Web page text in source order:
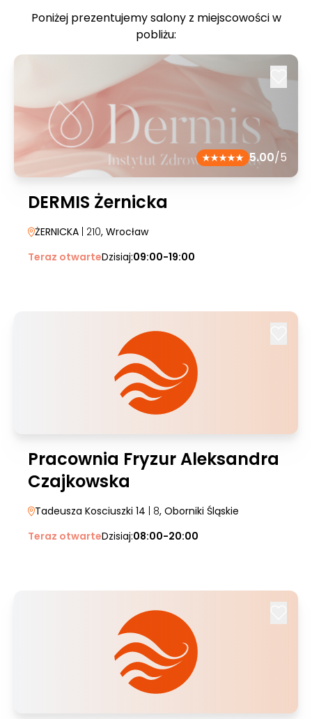
Poniżej prezentujemy salony z miejscowości w
pobliżu:
5.00/5
DERMIS Żernicka
ŻERNICKA | 210, Wrocław
Teraz otwarteDzisiaj:09:00-19:00
Pracownia Fryzur Aleksandra
Czajkowska
Tadeusza Kosciuszki 14 | 8, Oborniki Śląskie
Teraz otwarteDzisiaj:08:00-20:00